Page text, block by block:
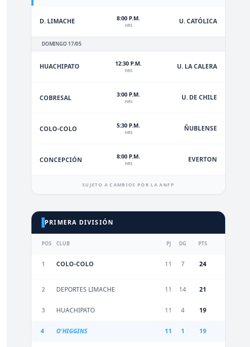
D. LIMACHE 8:00 P.M.
HRS U. CATÓLICA
DOMINGO 17/05
HUACHIPATO 12:30 P.M.
HRS U. LA CALERA
COBRESAL 3:00 P.M.
HRS U. DE CHILE
COLO-COLO 5:30 P.M.
HRS ÑUBLENSE
CONCEPCIÓN 8:00 P.M.
HRS EVERTON
SUJETO A CAMBIOS POR LA ANFP
PRIMERA DIVISIÓN
POS CLUB PJ DG PTS
1 COLO-COLO 11 7 24
2 DEPORTES LIMACHE 11 14 21
3 HUACHIPATO 11 4 19
4 O'HIGGINS 11 1 19